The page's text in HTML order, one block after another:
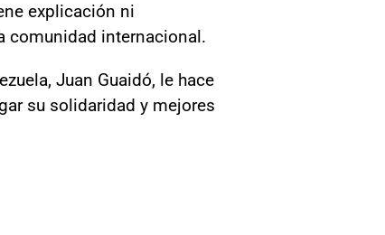
explicación ni
comunidad internacional.
Juan Guaidó, le hace
su solidaridad y mejores